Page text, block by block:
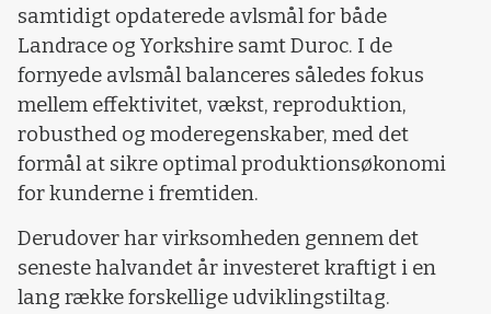
samtidigt opdaterede avlsmål for både
Landrace og Yorkshire samt Duroc. I de
fornyede avlsmål balanceres således fokus
mellem effektivitet, vækst, reproduktion,
robusthed og moderegenskaber, med det
formål at sikre optimal produktionsøkonomi
for kunderne i fremtiden.
Derudover har virksomheden gennem det
seneste halvandet år investeret kraftigt i en
lang række forskellige udviklingstiltag.